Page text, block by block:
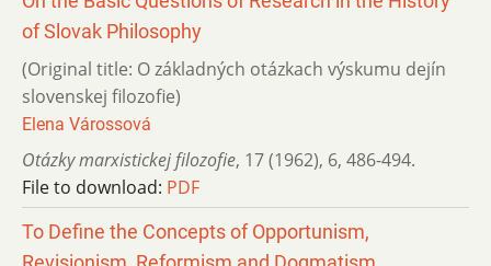
of Slovak Philosophy
(Original title: O základných otázkach výskumu dejín
slovenskej filozofie)
Elena Várossová
Otázky marxistickej filozofie, 17 (1962), 6, 486-494.
File to download: PDF
To Define the Concepts of Opportunism,